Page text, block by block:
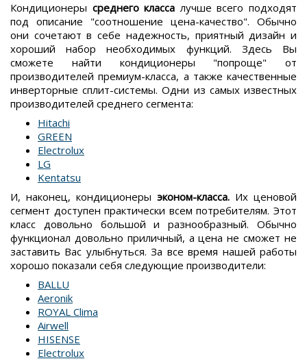
Кондиционеры среднего класса лучше всего подходят
под описание "соотношение цена-качество". Обычно
они сочетают в себе надежность, приятный дизайн и
хороший набор необходимых функций. Здесь Вы
сможете найти кондиционеры "попроще" от
производителей премиум-класса, а также качественные
инверторные сплит-системы. Одни из самых известных
производителей среднего сегмента:
Hitachi
GREEN
Electrolux
LG
Kentatsu
И, наконец, кондиционеры эконом-класса. Их ценовой
сегмент доступен практически всем потребителям. Этот
класс довольно большой и разнообразный. Обычно
функционал довольно приличный, а цена не сможет не
заставить Вас улыбнуться. За все время нашей работы
хорошо показали себя следующие производители:
BALLU
Aeronik
ROYAL Clima
Airwell
HISENSE
Electrolux